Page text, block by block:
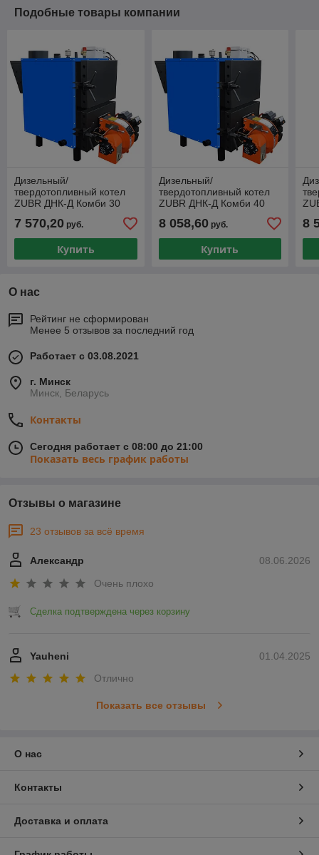
Подобные товары компании
Дизельный/
твердотопливный котел
ZUBR ДНК-Д Комби 30
7 570,20 руб.
Купить
Дизельный/
твердотопливный котел
ZUBR ДНК-Д Комби 40
8 058,60руб.
Купить
8
О нас
Рейтинг не сформирован
Менее 5 отзывов за последний год
Работает с 03.08.2021
г. Минск
Минск, Беларусь
Контакты
Сегодня работает с 08:00 до 21:00
Показать весь график работы
Отзывы о магазине
23 отзывов за всё время
08.06.2026
Александр
Очень плохо
Сделка подтверждена через корзину
01.04.2025
Yauheni
Отлично
Показать все отзывы
О нас
Контакты
Доставка и оплата